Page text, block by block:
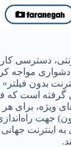
دسترسی
مواجه
بدون فیلتر»
گرفته است که
ویژه، برای هر
جهت
۱۰ دقیقه ای به اینترنت